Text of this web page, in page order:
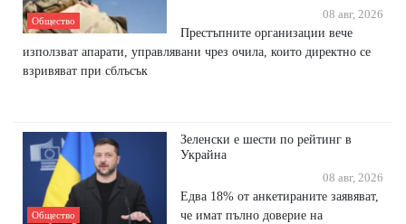
Общество
08 авг, 2026
Престъпните организации вече
използват апарати, управлявани чрез очила, които директно се
взривяват при сблъсък
Общество
Зеленски е шести по рейтинг в
Украйна
08 авг, 2026
Едва 18% от анкетираните заявяват,
че имат пълно доверие на